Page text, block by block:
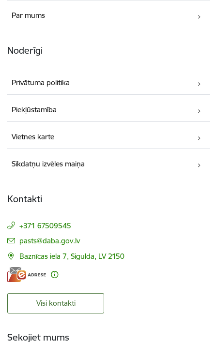
Par mums
Noderīgi
Privātuma politika
Piekļūstamība
Vietnes karte
Sīkdatņu izvēles maiņa
Kontakti
+371 67509545
E-pasts:
pasts@daba.gov.lv
Baznīcas iela 7, Sigulda, LV 2150
Visi kontakti
Sekojiet mums